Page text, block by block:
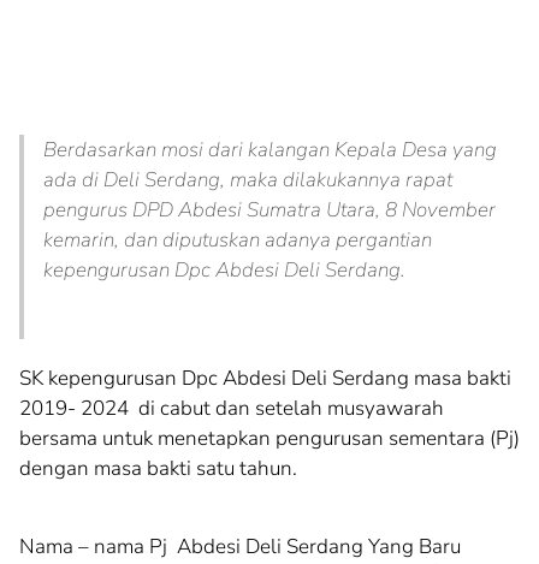
Berdasarkan mosi dari kalangan Kepala Desa yang
ada di Deli Serdang, maka dilakukannya rapat
pengurus DPD Abdesi Sumatra Utara, 8 November
kemarin, dan diputuskan adanya pergantian
kepengurusan Dpc Abdesi Deli Serdang.
SK kepengurusan Dpc Abdesi Deli Serdang masa bakti
2019- 2024 di cabut dan setelah musyawarah
bersama untuk menetapkan pengurusan sementara (Pj)
dengan masa bakti satu tahun.
Nama – nama Pj Abdesi Deli Serdang Yang Baru